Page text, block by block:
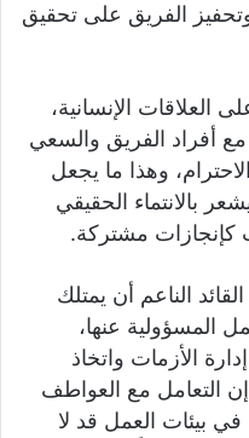
وتحفيز الفريق على تحقيق
العلاقات الإنسانية،
أفراد الفريق والسعي
وهذا ما يجعل
بالانتماء الحقيقي
كإنجازات مشتركة.
الناعم أن يمتلك
المسؤولية عنها،
الأزمات واتخاذ
التعامل مع العواطف
في بيئات العمل قد لا